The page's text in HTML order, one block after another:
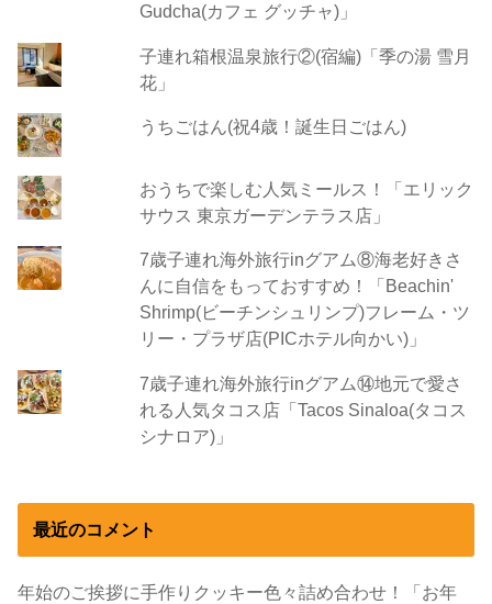
Gudcha(カフェ グッチャ)」
子連れ箱根温泉旅行②(宿編)「季の湯 雪月
花」
うちごはん(祝4歳！誕生日ごはん)
おうちで楽しむ人気ミールス！「エリック
サウス 東京ガーデンテラス店」
7歳子連れ海外旅行inグアム⑧海老好きさ
んに自信をもっておすすめ！「Beachin'
Shrimp(ビーチンシュリンプ)フレーム・ツ
リー・プラザ店(PICホテル向かい)」
7歳子連れ海外旅行inグアム⑭地元で愛さ
れる人気タコス店「Tacos Sinaloa(タコス
シナロア)」
最近のコメント
年始のご挨拶に手作りクッキー色々詰め合わせ！「お年